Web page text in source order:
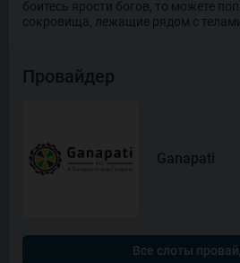
боитесь ярости богов, то можете
сокровища, лежащие рядом с телами
Провайдер
Ganapati
Все слоты